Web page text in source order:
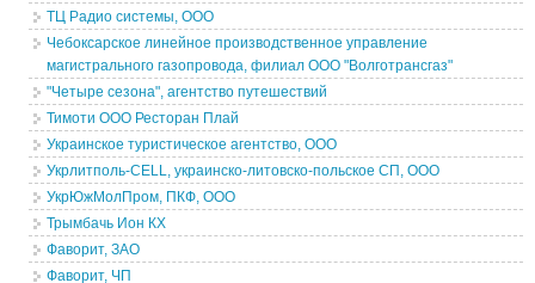
ТЦ Радио системы, ООО
Чебоксарское линейное производственное управление
магистрального газопровода, филиал ООО "Волготрансгаз"
"Четыре сезона", агентство путешествий
Тимоти ООО Ресторан Плай
Украинское туристическое агентство, ООО
Укрлитполь-CELL, украинско-литовско-польское СП, ООО
УкрЮжМолПром, ПКФ, ООО
Трымбачь Ион КХ
Фаворит, ЗАО
Фаворит, ЧП